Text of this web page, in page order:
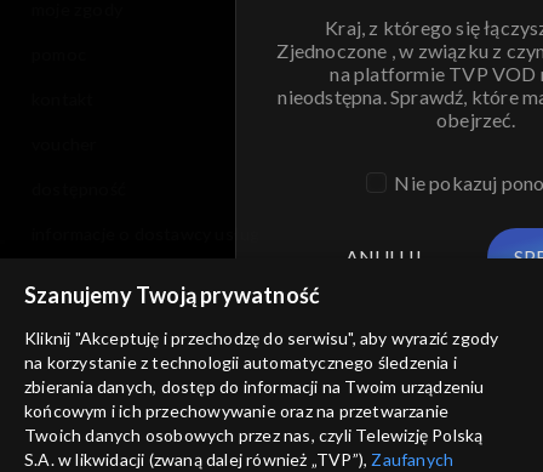
Kraj, z którego się
Zjednoczone , w związku z
na platformie TVP VOD
nieodstępna. Sprawdź, które
obejrzeć.
Nie pokazuj
ANULUJ
Szanujemy Twoją prywatność
Kliknij "Akceptuję i przechodzę do serwisu", aby wyrazić zgody
na korzystanie z technologii automatycznego śledzenia i
zbierania danych, dostęp do informacji na Twoim urządzeniu
końcowym i ich przechowywanie oraz na przetwarzanie
Twoich danych osobowych przez nas, czyli Telewizję Polską
S.A. w likwidacji (zwaną dalej również „TVP”), Zaufanych